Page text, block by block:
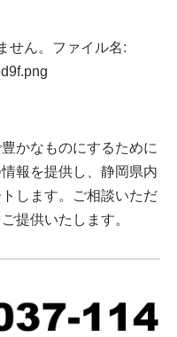
かなものにするために
報を提供し、静岡県内
します。ご相談いただ
提供いたします。